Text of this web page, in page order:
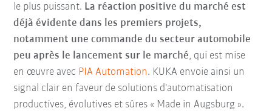
le plus puissant. La réaction positive du marché est
déjà évidente dans les premiers projets,
notamment une commande du secteur automobile
peu après le lancement sur le marché, qui est mise
en œuvre avec PIA Automation. KUKA envoie ainsi un
signal clair en faveur de solutions d'automatisation
productives, évolutives et sûres « Made in Augsburg ».